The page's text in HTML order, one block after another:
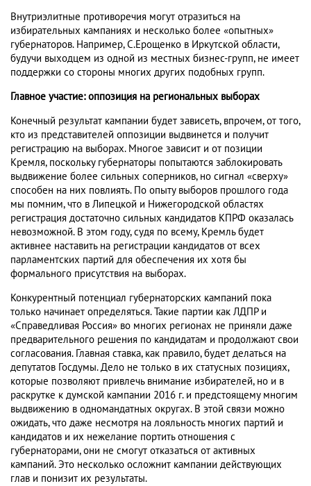
Внутриэлитные противоречия могут отразиться на
избирательных кампаниях и несколько более «опытных»
губернаторов. Например, С.Ерощенко в Иркутской области,
будучи выходцем из одной из местных бизнес-групп, не имеет
поддержки со стороны многих других подобных групп.
Главное участие: оппозиция на региональных выборах
Конечный результат кампании будет зависеть, впрочем, от того,
кто из представителей оппозиции выдвинется и получит
регистрацию на выборах. Многое зависит и от позиции
Кремля, поскольку губернаторы попытаются заблокировать
выдвижение более сильных соперников, но сигнал «сверху»
способен на них повлиять. По опыту выборов прошлого года
мы помним, что в Липецкой и Нижегородской областях
регистрация достаточно сильных кандидатов КПРФ оказалась
невозможной. В этом году, судя по всему, Кремль будет
активнее наставить на регистрации кандидатов от всех
парламентских партий для обеспечения их хотя бы
формального присутствия на выборах.
Конкурентный потенциал губернаторских кампаний пока
только начинает определяться. Такие партии как ЛДПР и
«Справедливая Россия» во многих регионах не приняли даже
предварительного решения по кандидатам и продолжают свои
согласования. Главная ставка, как правило, будет делаться на
депутатов Госдумы. Дело не только в их статусных позициях,
которые позволяют привлечь внимание избирателей, но и в
раскрутке к думской кампании 2016 г. и предстоящему многим
выдвижению в одномандатных округах. В этой связи можно
ожидать, что даже несмотря на лояльность многих партий и
кандидатов и их нежелание портить отношения с
губернаторами, они не смогут отказаться от активных
кампаний. Это несколько осложнит кампании действующих
глав и понизит их результаты.